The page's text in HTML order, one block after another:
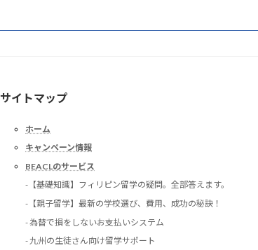
サイトマップ
ホーム
キャンペーン情報
BEACLのサービス
-【基礎知識】フィリピン留学の疑問。全部答えます。
-【親子留学】最新の学校選び、費用、成功の秘訣！
- 為替で損をしないお支払いシステム
- 九州の生徒さん向け留学サポート